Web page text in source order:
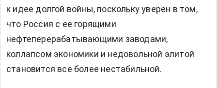
к идее долгой войны, поскольку уверен в том,
что Россия с ее горящими
нефтеперерабатывающими заводами,
коллапсом экономики и недовольной элитой
становится все более нестабильной.